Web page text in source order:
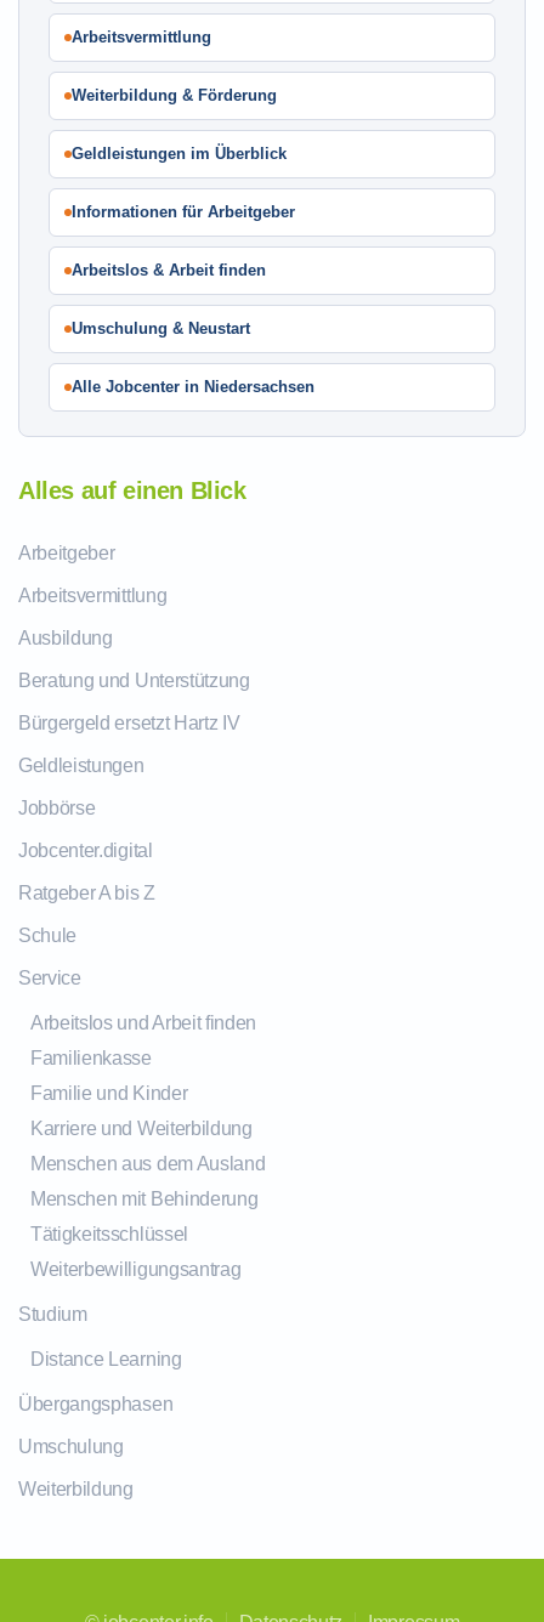
Arbeitsvermittlung
Weiterbildung & Förderung
Geldleistungen im Überblick
Informationen für Arbeitgeber
Arbeitslos & Arbeit finden
Umschulung & Neustart
Alle Jobcenter in Niedersachsen
Alles auf einen Blick
Arbeitgeber
Arbeitsvermittlung
Ausbildung
Beratung und Unterstützung
Bürgergeld ersetzt Hartz IV
Geldleistungen
Jobbörse
Jobcenter.digital
Ratgeber A bis Z
Schule
Service
Arbeitslos und Arbeit finden
Familienkasse
Familie und Kinder
Karriere und Weiterbildung
Menschen aus dem Ausland
Menschen mit Behinderung
Tätigkeitsschlüssel
Weiterbewilligungsantrag
Studium
Distance Learning
Übergangsphasen
Umschulung
Weiterbildung